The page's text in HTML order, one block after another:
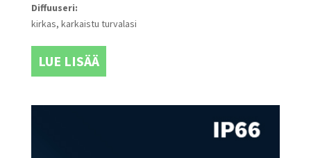
Diffuuseri:
kirkas, karkaistu turvalasi
LUE LISÄÄ